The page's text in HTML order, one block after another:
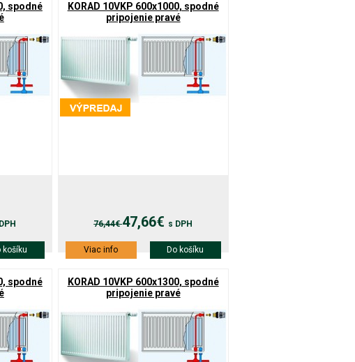
spodné
košíku
KORAD 10VKP 600x1000, spodné
pripojenie pravé
76,44€47,66€ s DPH
Viac info Do košíku
spodné
KORAD 10VKP 600x1300, spodné
pripojenie pravé